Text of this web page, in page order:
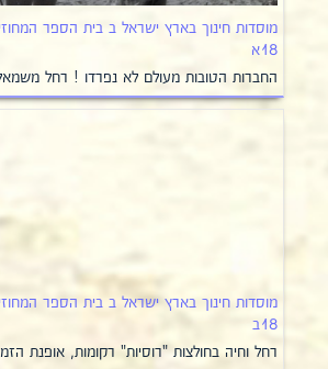
מוסדות חינוך בארץ ישראל ב בית הספר
18א
החברות הטובות מעולם לא נפרדו ! רחל
מוסדות חינוך בארץ ישראל ב בית הספר
18ב
רחל וחיה בחולצות "רוסיות" רקומות, אופנת